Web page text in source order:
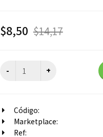
$8,50 $14,17
Código:
Marketplace:
Ref: